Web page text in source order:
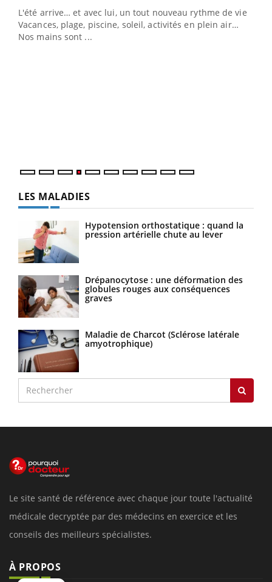
L'été arrive… et avec lui, un tout nouveau rythme de vie !
Vacances, plage, piscine, soleil, activités en plein air…
Nos mains sont ...
LES MALADIES
Hypotension orthostatique : quand la
pression artérielle chute au lever
Drépanocytose : une déformation des
globules rouges aux conséquences
graves
Maladie de Charcot (Sclérose latérale
amyotrophique)
Le site santé de référence avec chaque jour toute l'actualité
médicale decryptée par des médecins en exercice et les
conseils des meilleurs spécialistes.
À PROPOS